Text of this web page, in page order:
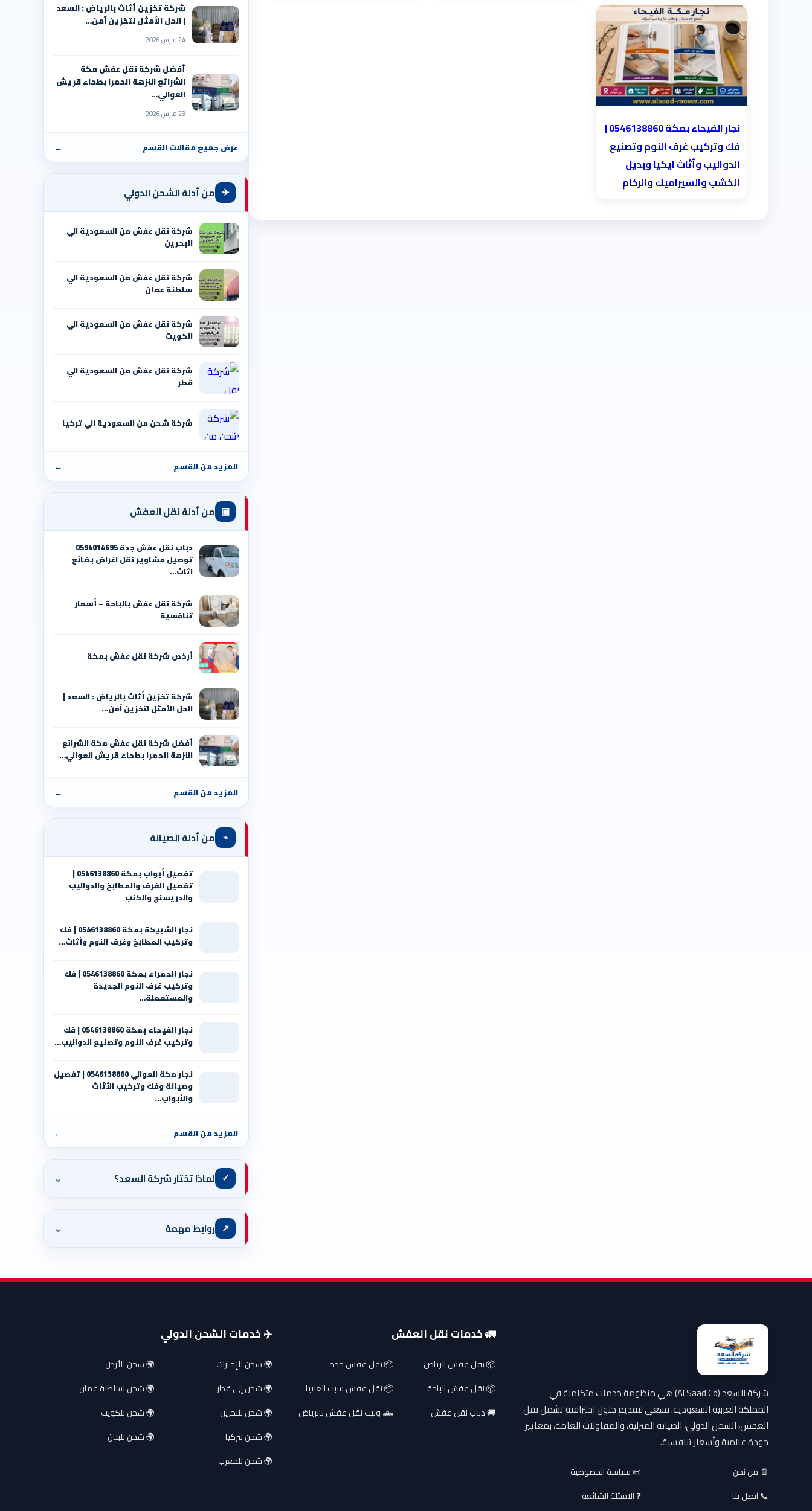
نجار الفيحاء بمكة 0546138860⁩ |
فك وتركيب غرف النوم وتصنيع
الدواليب وأثاث ايكيا وبديل
الخشب والسيراميك والرخام
شركة تخزين أثاث بالرياض : السعد
| الحل الأمثل لتخزين آمن…
24 مارس 2026
أفضل شركة نقل عفش مكة
الشرائع النزهة الحمرا بطحاء قريش
العوالي…
23 مارس 2026
عرض جميع مقالات القسم ←
✈ من أدلة الشحن الدولي
شركة نقل عفش من السعودية الي
البحرين
شركة نقل عفش من السعودية الي
سلطنة عمان
شركة نقل عفش من السعودية الي
الكويت
شركة نقل عفش من السعودية الي
قطر
شركة شحن من السعودية الي تركيا
المزيد من القسم ←
▣ من أدلة نقل العفش
دباب نقل عفش جدة 0594014695
توصيل مشاوير نقل اغراض بضائع
اثاث…
شركة نقل عفش بالباحة – أسعار
تنافسية
أرخص شركة نقل عفش بمكة
شركة تخزين أثاث بالرياض : السعد |
الحل الأمثل لتخزين آمن…
أفضل شركة نقل عفش مكة الشرائع
النزهة الحمرا بطحاء قريش العوالي…
المزيد من القسم ←
⌁ من أدلة الصيانة
تفصيل أبواب بمكة 0546138860 |
تفصيل الغرف والمطابخ والدواليب
والدريسنج والكنب
نجار الشبيكة بمكة 0546138860⁩ | فك
وتركيب المطابخ وغرف النوم وأثاث…
نجار الحمراء بمكة 0546138860⁩ | فك
وتركيب غرف النوم الجديدة
والمستعملة…
نجار الفيحاء بمكة 0546138860⁩ | فك
وتركيب غرف النوم وتصنيع الدواليب…
نجار مكة العوالي 0546138860⁩ | تفصيل
وصيانة وفك وتركيب الأثاث
والأبواب…
المزيد من القسم ←
✓ لماذا تختار شركة السعد؟ ⌄
↗ روابط مهمة ⌄
شركة السعد (Al Saad Co) هي منظومة خدمات متكاملة في
المملكة العربية السعودية. نسعى لتقديم حلول احترافية تشمل نقل
العفش، الشحن الدولي، الصيانة المنزلية، والمقاولات العامة، بمعايير
جودة عالمية وأسعار تنافسية.
📄 من نحن
📜 سياسة الخصوصية
📞 اتصل بنا
❓ الاسئلة الشائعة
🚛 خدمات نقل العفش
📦 نقل عفش الرياض
📦 نقل عفش جدة
📦 نقل عفش الباحة
📦 نقل عفش سبت العلايا
🚚 دباب نقل عفش
🛻 ونيت نقل عفش بالرياض
✈️ خدمات الشحن الدولي
🌍 شحن للإمارات
🌍 شحن للأردن
🌍 شحن إلى قطر
🌍 شحن لسلطنة عمان
🌍 شحن للبحرين
🌍 شحن للكويت
🌍 شحن لتركيا
🌍 شحن للبنان
🌍 شحن للمغرب